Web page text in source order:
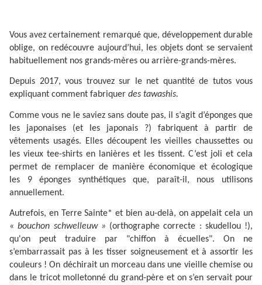
Vous avez certainement remarqué que, développement durable
oblige, on redécouvre aujourd’hui, les objets dont se servaient
habituellement nos grands-mères ou arrière-grands-mères.
Depuis 2017, vous trouvez sur le net quantité de tutos vous
expliquant comment fabriquer des tawashis.
Comme vous ne le saviez sans doute pas, il s’agit d’éponges que
les japonaises (et les japonais ?) fabriquent à partir de
vêtements usagés. Elles découpent les vieilles chaussettes ou
les vieux tee-shirts en lanières et les tissent. C’est joli et cela
permet de remplacer de manière économique et écologique
les 9 éponges synthétiques que, paraît-il, nous utilisons
annuellement.
Autrefois, en Terre Sainte* et bien au-delà, on appelait cela un
«bouchon schwelleuw » (orthographe correcte : skudellou !),
qu'on peut traduire par "chiffon à écuelles". On ne
s’embarrassait pas à les tisser soigneusement et à assortir les
couleurs ! On déchirait un morceau dans une vieille chemise ou
dans le tricot molletonné du grand-père et on s’en servait pour